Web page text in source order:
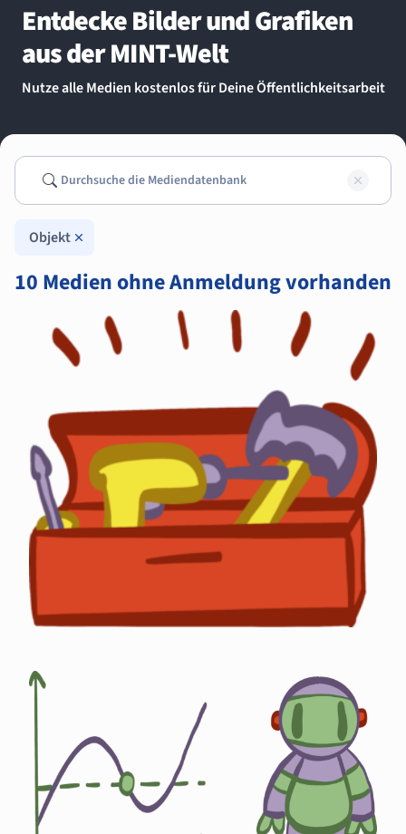
Entdecke Bilder und Grafiken
aus der MINT-Welt
Nutze alle Medien kostenlos für Deine Öffentlichkeitsarbeit
Suchen
Objekt
10 Medien ohne Anmeldung vorhanden